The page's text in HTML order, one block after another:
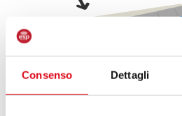
Consenso Dettagli